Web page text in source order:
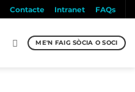
Contacte Intranet FAQs
ME'N FAIG SÒCIA O SOCI